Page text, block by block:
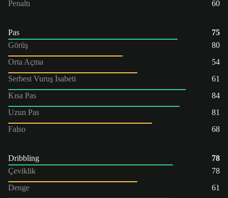
Penaltı
60
Pas
75
Görüş
80
Orta Açma
54
Serbest Vuruş İsabeti
61
Kısa Pas
84
Uzun Pas
81
Falso
68
Dribbling
78
Çeviklik
78
Denge
61